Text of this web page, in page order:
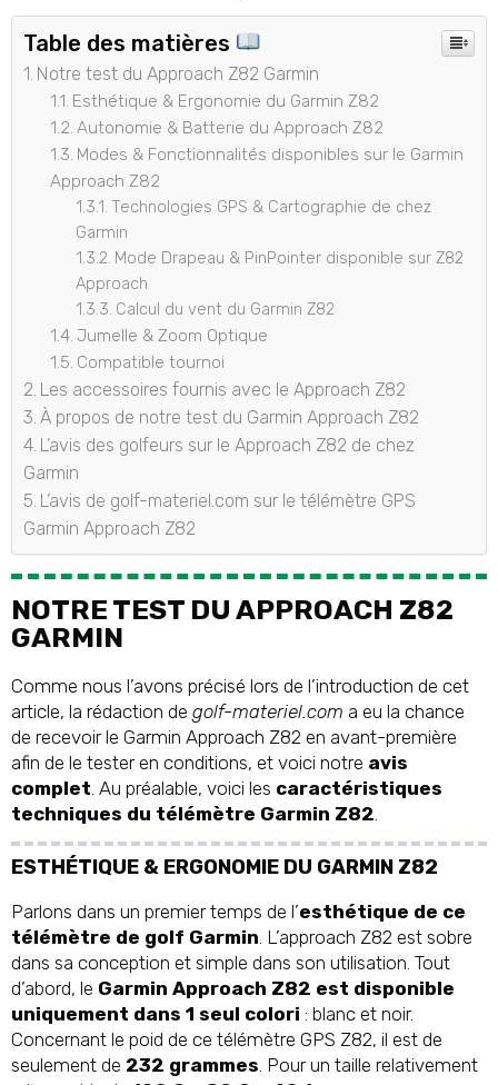
Table des matières
Notre test du Approach Z82 Garmin
Esthétique & Ergonomie du Garmin Z82
Autonomie & Batterie du Approach Z82
Modes & Fonctionnalités disponibles sur le Garmin
Approach Z82
Technologies GPS & Cartographie de chez
Garmin
Mode Drapeau & PinPointer disponible sur Z82
Approach
Calcul du vent du Garmin Z82
Jumelle & Zoom Optique
Compatible tournoi
Les accessoires fournis avec le Approach Z82
À propos de notre test du Garmin Approach Z82
L’avis des golfeurs sur le Approach Z82 de chez
Garmin
L’avis de golf-materiel.com sur le télémètre GPS
Garmin Approach Z82
NOTRE TEST DU APPROACH Z82
GARMIN
Comme nous l’avons précisé lors de l’introduction de cet
article, la rédaction de golf-materiel.com a eu la chance
de recevoir le Garmin Approach Z82 en avant-première
afin de le tester en conditions, et voici notre avis
complet . Au préalable, voici les caractéristiques
techniques du télémètre Garmin Z82
ESTHÉTIQUE & ERGONOMIE DU GARMIN Z82
Parlons dans un premier temps de l’esthétique de ce
télémètre de golf Garmin. L’approach Z82 est sobre
dans sa conception et simple dans son utilisation. Tout
d’abord, le Garmin Approach Z82 est disponible
uniquement dans 1 seul colori : blanc et noir.
Concernant le poid de ce télémètre GPS Z82, il est de
seulement de 232 grammes. Pour un taille relativement